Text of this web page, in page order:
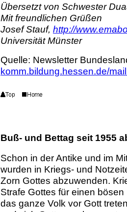
Übersetzt von Schwester
Mit freundlichen Grüßen
Josef Stauf, http://
Universität Münster
Quelle: Newsletter
komm.bildung.hessen.de/
Buß- und Bettag seit 1955
Schon in der Antike und im
wurden in Kriegs- und
Zorn Gottes abzuwenden.
Strafe Gottes für einen
das ganze Volk vor Gott